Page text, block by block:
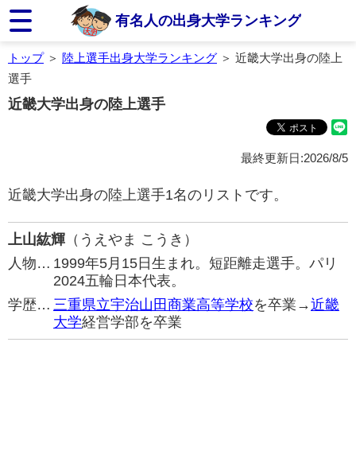
有名人の出身大学ランキング
トップ＞ 陸上選手出身大学ランキング ＞ 近畿大学出身の陸上
選手
近畿大学出身の陸上選手
最終更新日:2026/8/5
近畿大学出身の陸上選手1名のリストです。
上山紘輝 （うえやま こうき）
人物… 1999年5月15日生まれ。短距離走選手。パリ
2024五輪日本代表。
学歴… 三重県立宇治山田商業高等学校を卒業→近畿
大学経営学部を卒業